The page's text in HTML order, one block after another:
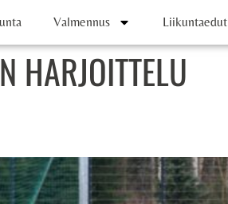
Valmennus Liikuntaedut
HARJOITTELU